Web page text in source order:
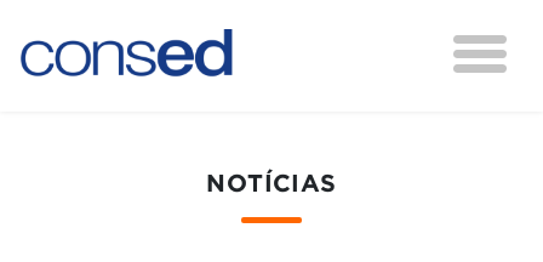
NOTÍCIAS